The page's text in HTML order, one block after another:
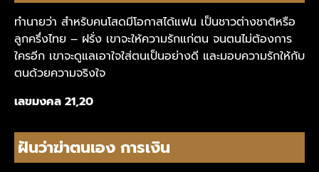
ทำนายว่า สำหรับคนโสดมีโอกาสได้แฟน เป็นชาวต่างชาติหรือ
ลูกครึ่งไทย – ฝรั่ง เขาจะให้ความรักแก่ตน จนตนไม่ต้องการ
ใครอีก เขาจะดูแลเอาใจใส่ตนเป็นอย่างดี และมอบความรักให้กับ
ตนด้วยความจริงใจ
เลขมงคล 21,20
ฝันว่าฆ่าตนเอง การเงิน